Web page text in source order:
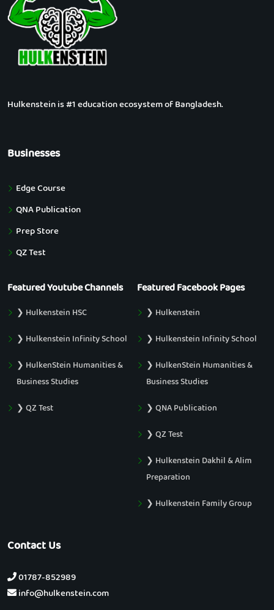
Hulkenstein is #1 education ecosystem of Bangladesh.
Businesses
Edge Course
QNA Publication
Prep Store
QZ Test
Featured Youtube Channels
❯ Hulkenstein HSC
❯ Hulkenstein Infinity School
❯ HulkenStein Humanities &
Business Studies
❯ QZ Test
Featured Facebook Pages
❯ Hulkenstein
❯ Hulkenstein Infinity School
❯ HulkenStein Humanities &
Business Studies
❯ QNA Publication
❯ QZ Test
❯ Hulkenstein Dakhil & Alim
Preparation
❯ Hulkenstein Family Group
Contact Us
01787-852989
info@hulkenstein.com